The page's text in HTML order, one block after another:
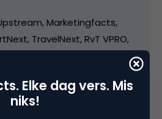
Marketingfacts,
TravelNext, RvT VPRO,
Elke dag vers. Mis
niks!